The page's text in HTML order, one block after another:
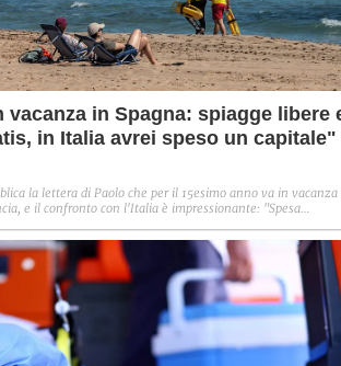
vacanza in Spagna: spiagge libere
in Italia avrei speso un capitale"
la lettera di Paolo che per il 15esimo anno va in vacanza
e il confronto con l'Italia è impressionante: "Spesa
In Italia avrei speso un capitale".